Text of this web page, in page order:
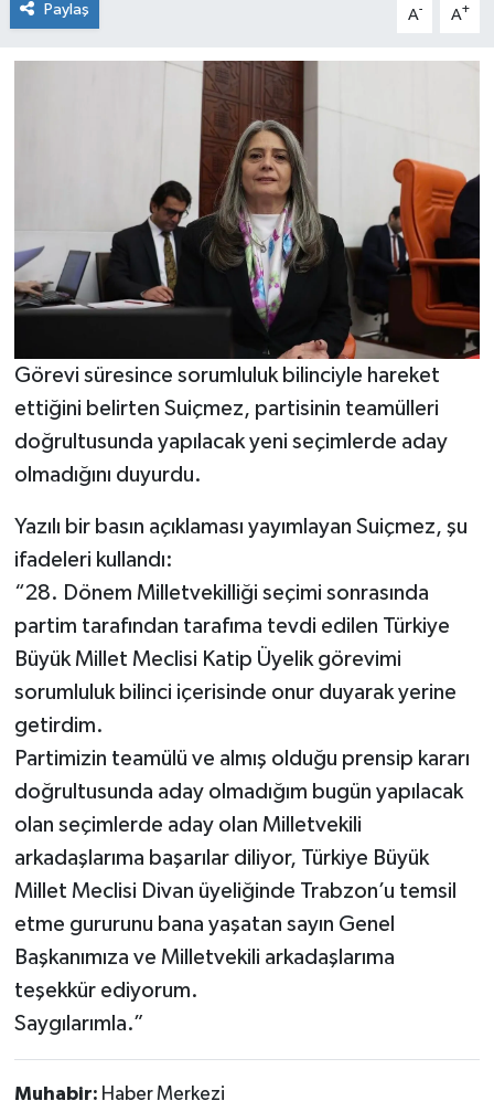
Paylaş A- A+
Görevi süresince sorumluluk bilinciyle hareket
ettiğini belirten Suiçmez, partisinin teamülleri
doğrultusunda yapılacak yeni seçimlerde aday
olmadığını duyurdu.
Yazılı bir basın açıklaması yayımlayan Suiçmez, şu
ifadeleri kullandı:
“28. Dönem Milletvekilliği seçimi sonrasında
partim tarafından tarafıma tevdi edilen Türkiye
Büyük Millet Meclisi Katip Üyelik görevimi
sorumluluk bilinci içerisinde onur duyarak yerine
getirdim.
Partimizin teamülü ve almış olduğu prensip kararı
doğrultusunda aday olmadığım bugün yapılacak
olan seçimlerde aday olan Milletvekili
arkadaşlarıma başarılar diliyor, Türkiye Büyük
Millet Meclisi Divan üyeliğinde Trabzon’u temsil
etme gururunu bana yaşatan sayın Genel
Başkanımıza ve Milletvekili arkadaşlarıma
teşekkür ediyorum.
Saygılarımla.”
Muhabir: Haber Merkezi